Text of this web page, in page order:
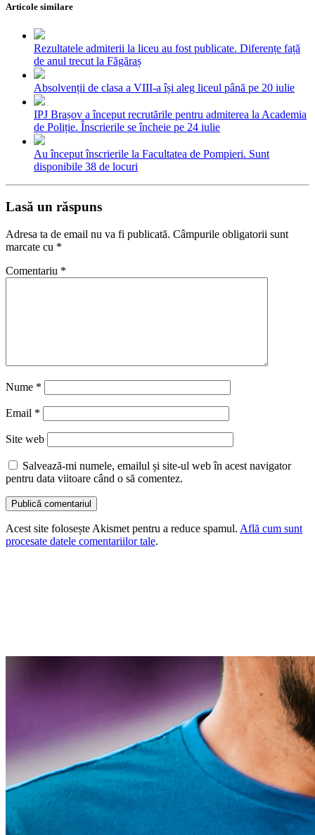
Articole similare
Rezultatele admiterii la liceu au fost publicate. Diferențe față
de anul trecut la Făgăraș
Absolvenții de clasa a VIII-a își aleg liceul până pe 20 iulie
IPJ Brașov a început recrutările pentru admiterea la Academia
de Poliție. Înscrierile se încheie pe 24 iulie
Au început înscrierile la Facultatea de Pompieri. Sunt
disponibile 38 de locuri
Lasă un răspuns
Adresa ta de email nu va fi publicată. Câmpurile obligatorii sunt
marcate cu *
Comentariu *
Nume *
Email *
Site web
Salvează-mi numele, emailul și site-ul web în acest navigator
pentru data viitoare când o să comentez.
Acest site folosește Akismet pentru a reduce spamul. Află cum sunt
procesate datele comentariilor tale.